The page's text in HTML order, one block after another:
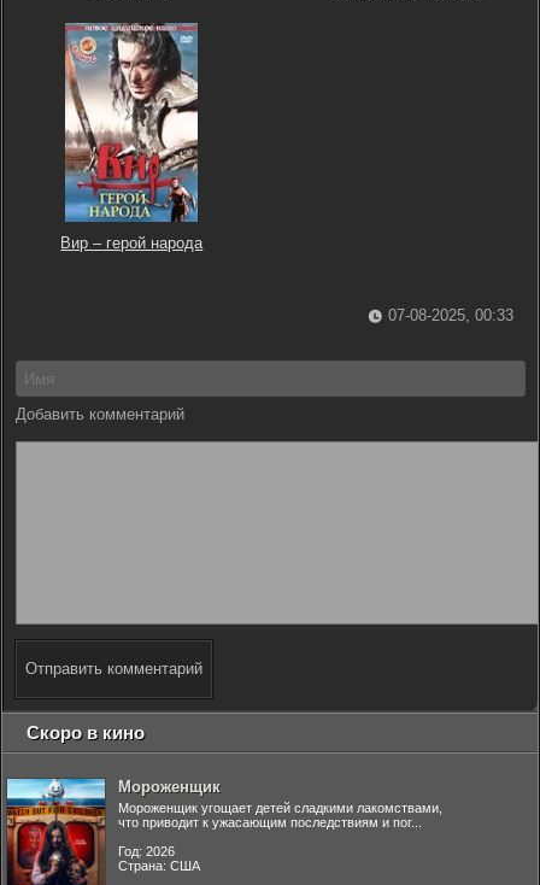
Вир – герой народа
07-08-2025, 00:33
Добавить комментарий
Отправить комментарий
Скоро в кино
Мороженщик
Мороженщик угощает детей сладкими лакомствами,
что приводит к ужасающим последствиям и пог...
Год: 2026
Страна: США